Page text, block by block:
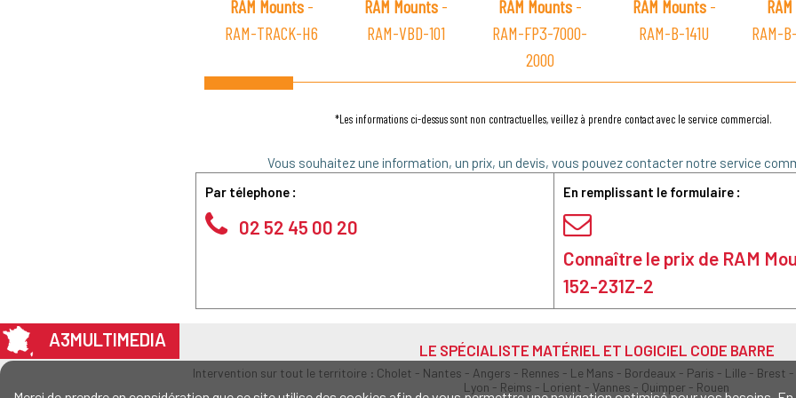
RAM Mounts-
RAM-TRACK-H6
RAM Mounts-
RAM-VBD-101
RAM Mounts-
RAM-FP3-7000-
2000
RAM Mounts-
RAM-B-141U
RAM-
*Les informations ci-dessus sont non contractuelles, veillez à prendre contact avec le service commercial.
Vous souhaitez une information, un prix, un devis, vous pouvez contacter notre service
Par télephone :
02 52 45 00 20
En remplissant le formulaire :
Connaître le prix de RAM
152-231Z-2
A3MULTIMEDIA LE SPÉCIALISTE MATÉRIEL ET LOGICIEL CODE BARRE
Intervention sur tout le territoire : Cholet - Nantes - Angers - Rennes - Le Mans - Bordeaux - Paris - Lille - Brest
Lyon - Reims - Lorient - Vannes - Quimper - Rouen